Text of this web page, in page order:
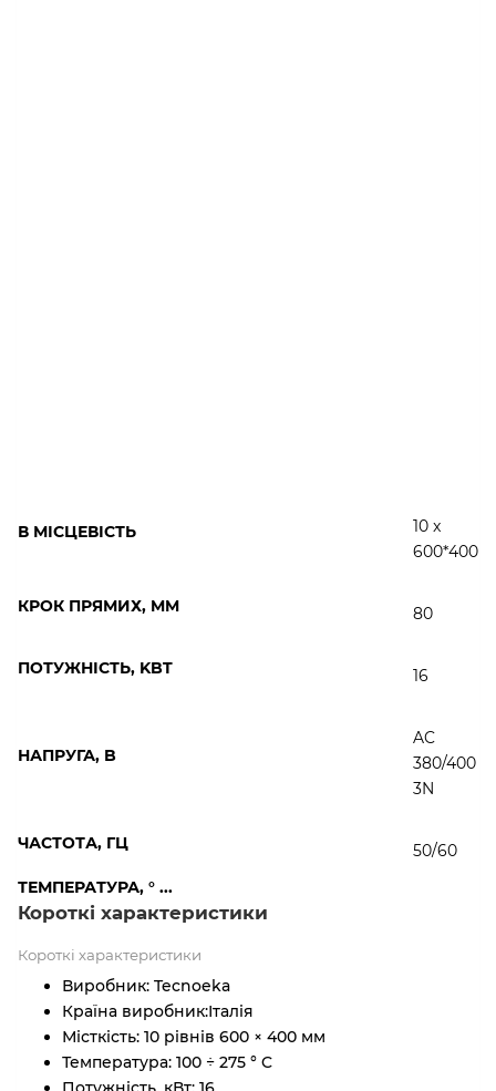
В МІСЦЕВІСТЬ
10 x
600*400
КРОК ПРЯМИХ, MM 80
ПОТУЖНІСТЬ, KBT 16
НАПРУГА, B
AC
380/400
3N
ЧАСТОТА, ГЦ
50/60
ТЕМПЕРАТУРА, ° ...
Короткі характеристики
Короткі характеристики
Виробник: Tecnoeka
Країна виробник:Італія
Місткість: 10 рівнів 600 × 400 мм
Температура: 100 ÷ 275 ° C